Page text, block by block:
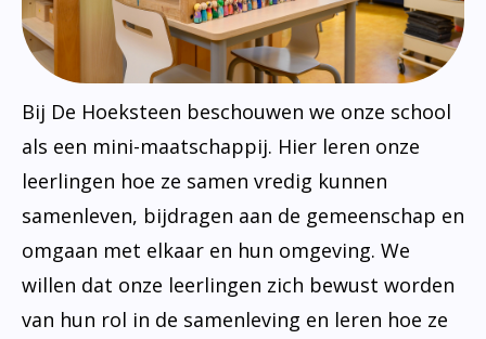
Bij De Hoeksteen beschouwen we onze school
als een mini-maatschappij. Hier leren onze
leerlingen hoe ze samen vredig kunnen
samenleven, bijdragen aan de gemeenschap en
omgaan met elkaar en hun omgeving. We
willen dat onze leerlingen zich bewust worden
van hun rol in de samenleving en leren hoe ze